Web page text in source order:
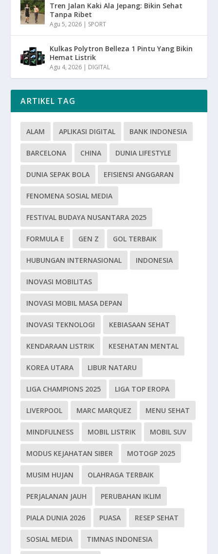
Tren Jalan Kaki Ala Jepang: Bikin Sehat
Tanpa Ribet
Agu 5, 2026 | SPORT
Kulkas Polytron Belleza 1 Pintu Yang Bikin
Hemat Listrik
Agu 4, 2026 | DIGITAL
ARTIKEL TAG
ALAM APLIKASI DIGITAL BANK INDONESIA
BARCELONA CHINA DUNIA LIFESTYLE
DUNIA SEPAK BOLA EFISIENSI ANGGARAN
FENOMENA SOSIAL MEDIA
FESTIVAL BUDAYA NUSANTARA 2025
FORMULA E GEN Z GOL TERBAIK
HUBUNGAN INTERNASIONAL INDONESIA
INOVASI MOBILITAS
INOVASI MOBIL MASA DEPAN
INOVASI TEKNOLOGI KEBIASAAN SEHAT
KENDARAAN LISTRIK KESEHATAN MENTAL
KOREA UTARA LIBUR NATARU
LIGA CHAMPIONS 2025 LIGA TOP EROPA
LIVERPOOL MARC MARQUEZ MENU SEHAT
MINDFULNESS MOBIL LISTRIK MOBIL SUV
MODUS KEJAHATAN SIBER MOTOGP 2025
MUSIM HUJAN OLAHRAGA TERBAIK
PERJALANAN JAUH PERUBAHAN IKLIM
PIALA DUNIA 2026 PUASA RESEP SEHAT
SOSIAL MEDIA TIMNAS INDONESIA